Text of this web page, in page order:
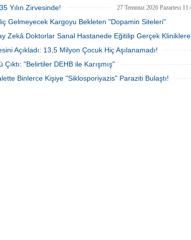
28 Temmuz 2026 Salı
Yılın Zirvesinde! 27 Temmuz 2026 Pazartesi
Gelmeyecek Kargoyu Bekleten "Dopamin Siteleri"
Zekâ Doktorlar Sanal Hastanede Eğitilip Gerçek Kliniklere
Açıkladı: 13,5 Milyon Çocuk Hiç Aşılanamadı!
"Belirtiler DEHB ile Karışmış"
20 Temmuz 2026 Pazartesi
Binlerce Kişiye "Siklosporiyazis" Paraziti Bulaştı!